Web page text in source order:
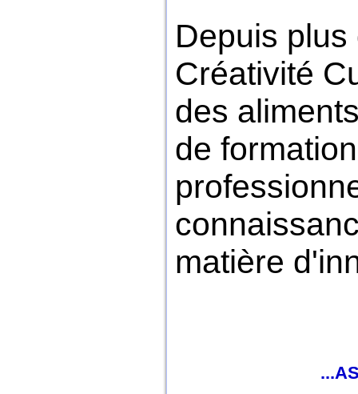
Depuis
Créativité
des
de
matière